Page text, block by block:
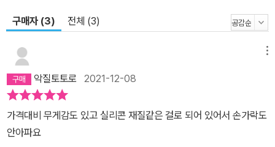
구매자 (3) 전체 (3)
악질토토로 2021-12-08
가격대비 무게감도 있고 실리콘 재질같은 걸로 되어 있어서 손가락도
안아파요